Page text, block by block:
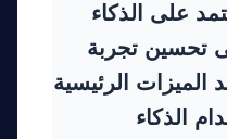
على الذكاء
تحسين تجربة
الميزات الرئيسية
الذكاء